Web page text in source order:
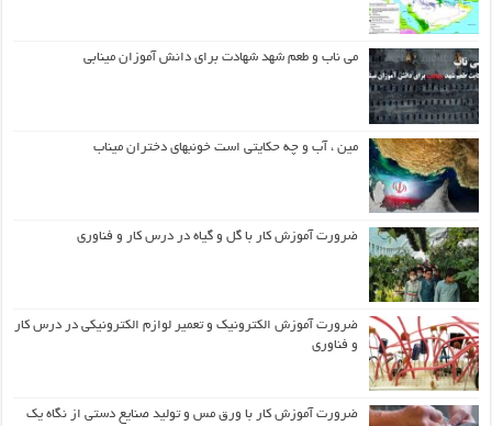
می ناب و طعم شهد شهادت برای دانش آموزان مینابی
مین ، آب و چه حکایتی است خونبهای دختران میناب
ضرورت آموزش کار با گل و گیاه در درس کار و فناوری
ضرورت آموزش الکترونیک و تعمیر لوازم الکترونیکی در درس کار
و فناوری
ضرورت آموزش کار با ورق مس و تولید صنایع دستی از نگاه یک